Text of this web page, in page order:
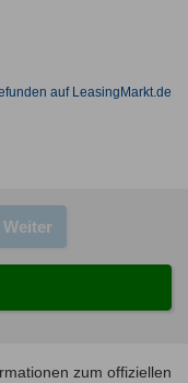
auf LeasingMarkt.de
Weiter
zum offiziellen